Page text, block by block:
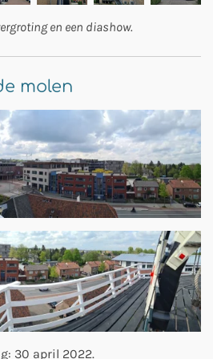
en een diashow.
molen
30 april 2022.